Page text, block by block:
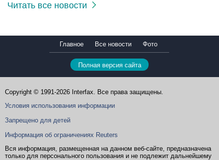
Читать все новости
Главное Все новости Фото
Полная версия сайта
Copyright © 1991-2026 Interfax. Все права защищены.
Условия использования информации
Запрещено для детей
Информация об ограничениях Reuters
Вся информация, размещенная на данном веб-сайте, предназначена
только для персонального пользования и не подлежит дальнейшему